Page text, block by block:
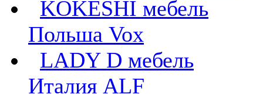
KOKESHI мебель
Польша Vox
LADY D мебель
Италия ALF